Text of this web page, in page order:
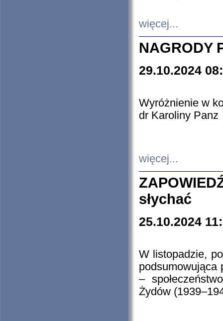
więcej...
NAGRODY
29.10.2024
Wyróżnienie w
dr Karoliny Panz
więcej...
słychać
25.10.2024
W listopadzie,
podsumowująca
–
Żydów